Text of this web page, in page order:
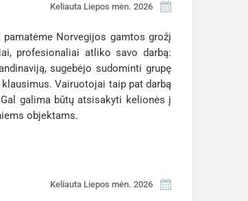
Keliauta Liepos mėn. 2026
Norvegijos gamtos grožį
profesionaliai atliko savo darbą:
sugebėjo sudominti grupę
Vairuotojai taip pat darbą
galima būtų atsisakyti kelionės į
objektams.
Keliauta Liepos mėn. 2026